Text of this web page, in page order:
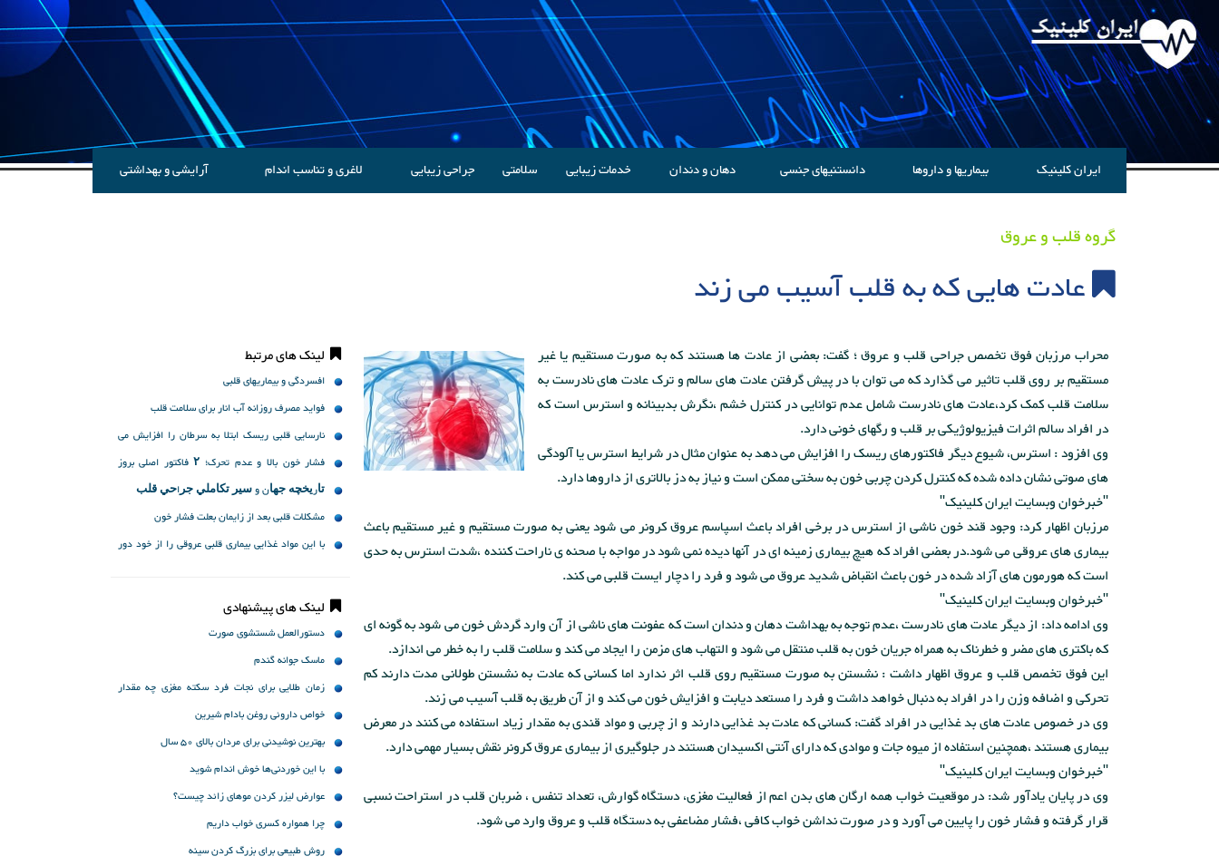
ایران کلینیک بیماریها و داروها دانستنیهای جنسی دهان و دندان خدمات زیبایی سلامتی جراحی زیبایی لاغری و تناسب اندام آرایشی و بهداشتی
گروه قلب و عروق
عادت هایی که به قلب آسیب می زند
محراب مرزبان فوق تخصص جراحی قلب و عروق ؛ گفت: بعضی از عادت ها هستند که به صورت مستقیم یا غیر
مستقیم بر روی قلب تاثیر می گذارد که می توان با در پیش گرفتن عادت های سالم و ترک عادت های نادرست به
سلامت قلب کمک کرد،عادت های نادرست شامل عدم توانایی در کنترل خشم ،نگرش بدبینانه و استرس است که
در افراد سالم اثرات فیزیولوژیکی بر قلب و رگهای خونی دارد.
وی افزود : استرس، شیوع دیگر فاکتورهای ریسک را افزایش می دهد به عنوان مثال در شرایط استرس یا آلودگی
های صوتی نشان داده شده که کنترل کردن چربی خون به سختی ممکن است و نیاز به دز بالاتری از داروها دارد.
"خبرخوان وبسایت ایران کلینیک"
مرزبان اظهار کرد: وجود قند خون ناشی از استرس در برخی افراد باعث اسپاسم عروق کرونر می شود یعنی به صورت مستقیم و غیر مستقیم باعث
بیماری های عروقی می شود.در بعضی افراد که هیچ بیماری زمینه ای در آنها دیده نمی شود در مواجه با صحنه ی ناراحت کننده ،شدت استرس به حدی
است که هورمون های آزاد شده در خون باعث انقباض شدید عروق می شود و فرد را دچار ایست قلبی می کند.
"خبرخوان وبسایت ایران کلینیک"
وی ادامه داد: از دیگر عادت های نادرست ،عدم توجه به بهداشت دهان و دندان است که عفونت های ناشی از آن وارد گردش خون می شود به گونه ای
که باکتری های مضر و خطرناک به همراه جریان خون به قلب منتقل می شود و التهاب های مزمن را ایجاد می کند و سلامت قلب را به خطر می اندازد.
این فوق تخصص قلب و عروق اظهار داشت : نشستن به صورت مستقیم روی قلب اثر ندارد اما کسانی که عادت به نشستن طولانی مدت دارند کم
تحرکی و اضافه وزن را در افراد به دنبال خواهد داشت و فرد را مستعد دیابت و افزایش خون می کند و از آن طریق به قلب آسیب می زند.
وی در خصوص عادت های بد غذایی در افراد گفت: کسانی که عادت بد غذایی دارند و از چربی و مواد قندی به مقدار زیاد استفاده می کنند در معرض
بیماری هستند ،همچنین استفاده از میوه جات و موادی که دارای آنتی اکسیدان هستند در جلوگیری از بیماری عروق کرونر نقش بسیار مهمی دارد.
"خبرخوان وبسایت ایران کلینیک"
وی در پایان یادآور شد: در موقعیت خواب همه ارگان های بدن اعم از فعالیت مغزی، دستگاه گوارش، تعداد تنفس ، ضربان قلب در استراحت نسبی
قرار گرفته و فشار خون را پایین می آورد و در صورت نداشن خواب کافی ،فشار مضاعفی به دستگاه قلب و عروق وارد می شود.
لینک های مرتبط
افسردگی و بیماریهاى قلبى
فواید مصرف روزانه آب انار برای سلامت قلب
نارسایی قلبی ریسک ابتلا به سرطان را افزایش می
دهد
فشار خون بالا و عدم تحرک؛ ۲ فاکتور اصلی بروز
سکته
ﺗﺎرﻳﺨﭽﻪ ﺟﻬﺎن و ﺳﻴﺮ ﺗﻜﺎﻣﻠﻲ ﺟﺮاﺣﻲ ﻗﻠﺐ
مشکلات قلبی بعد از زایمان بعلت فشار خون
با این مواد غذایی بیماری قلبی عروقی را از خود دور
لینک های پیشنهادی
دستورالعمل شستشوی صورت
ماسک جوانه گندم
زمان طلایی برای نجات فرد سکته مغزی چه مقدار
است؟
خواص داروئی روغن بادام شیرین
بهترین نوشیدنی برای مردان بالای 50 سال
با این خوردنی‌ها خوش اندام شوید
عوارض لیزر کردن موهای زائد چیست؟
چرا همواره کسری خواب داریم
روش طبیعی برای بزرگ کردن سینه